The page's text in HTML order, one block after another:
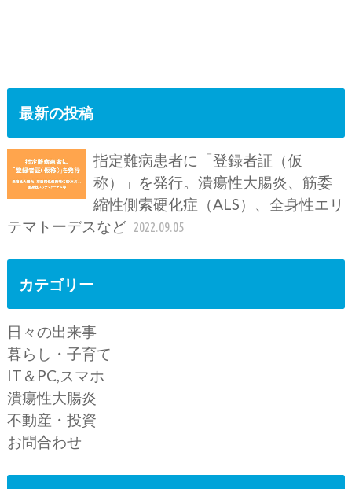
最新の投稿
指定難病患者に「登録者証（仮
称）」を発行。潰瘍性大腸炎、筋委
縮性側索硬化症（ALS）、全身性エリ
テマトーデスなど 2022.09.05
カテゴリー
日々の出来事
暮らし・子育て
IT＆PC,スマホ
潰瘍性大腸炎
不動産・投資
お問合わせ